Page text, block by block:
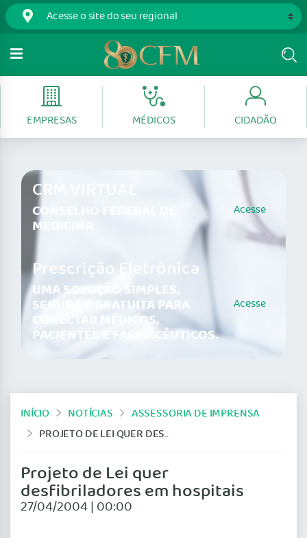
EMPRESAS MÉDICOS CIDADÃO
CRM VIRTUAL
CONSELHO FEDERAL DE
MEDICINA
Acesse
Prescrição Eletrônica
UMA SOLUÇÃO SIMPLES,
SEGURA E GRATUITA PARA
CONECTAR MÉDICOS,
PACIENTES E FARMACÊUTICOS.
Acesse
INÍCIO NOTÍCIAS
ASSESSORIA DE IMPRENSA
PROJETO DE LEI QUER DESFIBRILADORES EM HOSPITAIS
Projeto de Lei quer
desfibriladores em hospitais
27/04/2004 | 00:00